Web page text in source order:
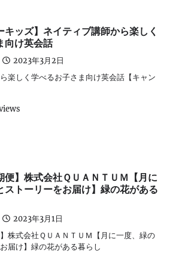
キッズ】ネイティブ講師から楽しく
向け英会話
2023年3月2日
楽しく学べるお子さま向け英会話【キャン
便】株式会社ＱＵＡＮＴＵＭ【月に
ストーリーをお届け】緑の花がある
2023年3月1日
】株式会社ＱＵＡＮＴＵＭ【月に一度、緑の
届け】緑の花がある暮らし